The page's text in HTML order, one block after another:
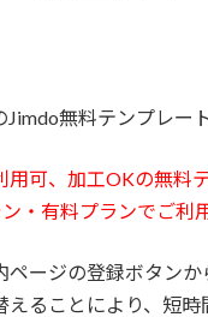
Jimdo無料テンプレー
可、加工OKの無料
・有料プランでご利
ページの登録ボタン
えることにより、短時